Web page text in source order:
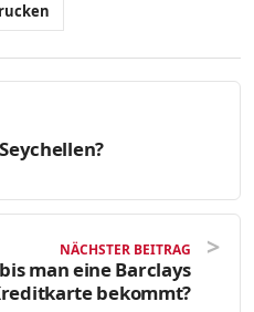
NÄCHSTER BEITRAG
man eine Barclays
bekommt?